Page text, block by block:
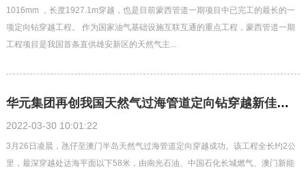
1016mm ，长度1927.1m穿越，也是目前蒙西管道一期项目中已完工的最长的一
项定向钻穿越工程。 作为国家油气基础设施互联互通的重点工程，蒙西管道一期
工程项目是我国首条直供雄安新区的天然气主...
华元集团再创我国天然气过海管道定向钻穿越新佳绩！
2022-03-30 10:01:22
3月26日凌晨，氹仔至澳门半岛天然气过海管道定向穿越成功。该工程全长约2公
里，最深穿越处达海平面以下58米，由南光石油、中国石化长城燃气、澳门新能